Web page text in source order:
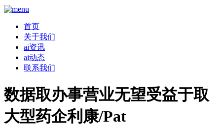
首页
关于我们
ai资讯
ai动态
联系我们
数据取办事营业无望受益于取
大型药企利康/Pat